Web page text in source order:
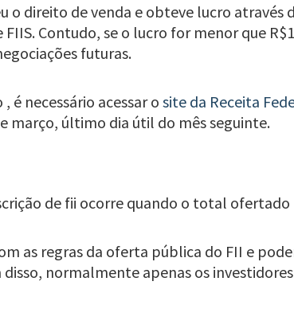
o direito de venda e obteve lucro através
Contudo, se o lucro for menor que
futuras.
é necessário acessar o site da Receita
março, último dia útil do mês seguinte.
de fii ocorre quando o total
as regras da oferta pública do FII e
normalmente apenas os